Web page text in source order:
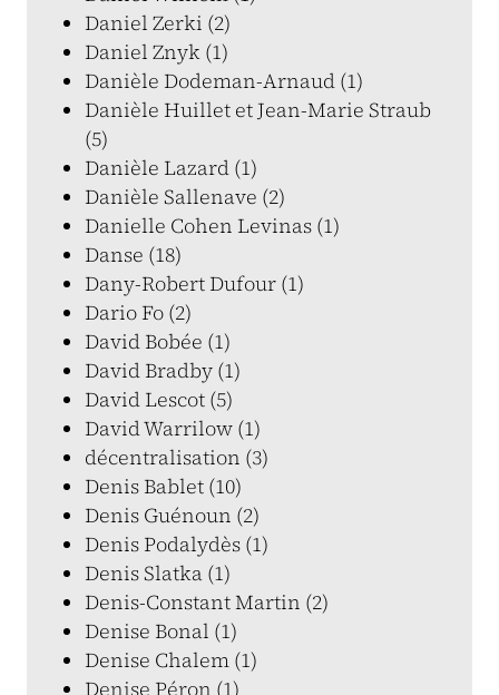
Daniel Zerki (2)
Daniel Znyk (1)
Danièle Dodeman-Arnaud (1)
Danièle Huillet et Jean-Marie Straub
(5)
Danièle Lazard (1)
Danièle Sallenave (2)
Danielle Cohen Levinas (1)
Danse (18)
Dany-Robert Dufour (1)
Dario Fo (2)
David Bobée (1)
David Bradby (1)
David Lescot (5)
David Warrilow (1)
décentralisation (3)
Denis Bablet (10)
Denis Guénoun (2)
Denis Podalydès (1)
Denis Slatka (1)
Denis-Constant Martin (2)
Denise Bonal (1)
Denise Chalem (1)
Denise Péron (1)